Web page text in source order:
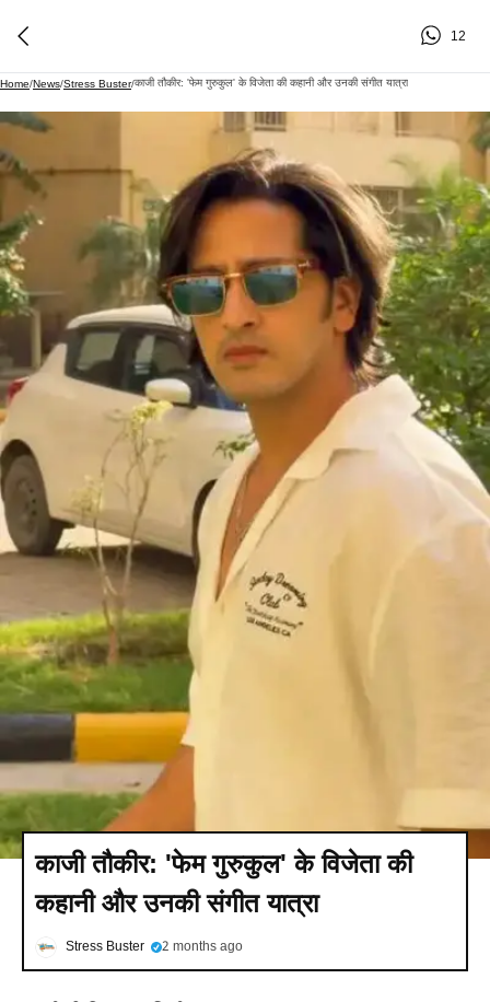
12
Home/News/Stress Buster/काजी तौकीर: 'फेम गुरुकुल' के विजेता की कहानी और उनकी संगीत यात्रा
काजी तौकीर: 'फेम गुरुकुल' के विजेता की
कहानी और उनकी संगीत यात्रा
Stress Buster 2 months ago